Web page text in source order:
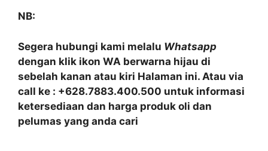
NB:
Segera hubungi kami melalu Whatsapp
dengan klik ikon WA berwarna hijau di
sebelah kanan atau kiri Halaman ini. Atau via
call ke : +628.7883.400.500 untuk informasi
ketersediaan dan harga produk oli dan
pelumas yang anda cari